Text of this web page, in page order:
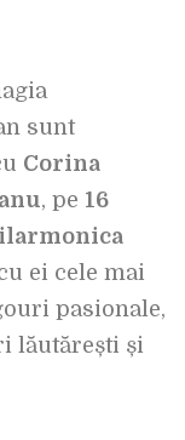
sunt
Corina
, pe 16
ei cele mai
pasionale,
lăutărești și